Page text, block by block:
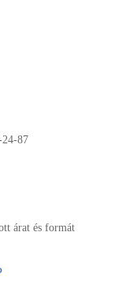
24-87
árat és formát